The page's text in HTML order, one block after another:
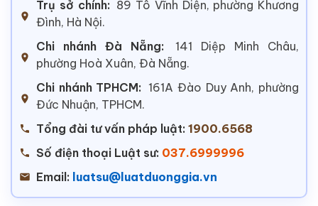
Trụ sở chính: 89 Tô Vĩnh Diện, phường Khương
Đình, Hà Nội.
Chi nhánh Đà Nẵng:
141 Diệp Minh Châu,
phường Hoà Xuân, Đà Nẵng.
Chi nhánh TPHCM: 161A Đào Duy Anh, phường
Đức Nhuận, TPHCM.
Tổng đài tư vấn pháp luật: 1900.6568
Số điện thoại Luật sư: 037.6999996
Email: luatsu@luatduonggia.vn